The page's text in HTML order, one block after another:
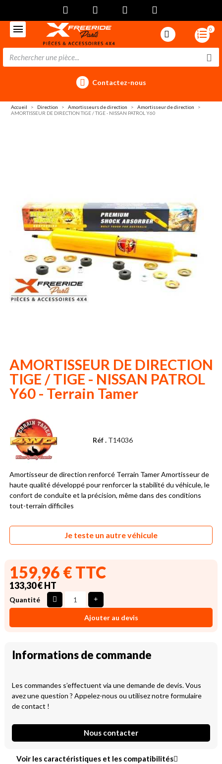
0
Contactez-nous
Accueil Direction Amortisseurs de direction
Amortisseur de direction
AMORTISSEUR DE DIRECTION TIGE / TIGE - NISSAN PATROL Y60
AMORTISSEUR DE DIRECTION
TIGE / TIGE - NISSAN PATROL
Y60 - Terrain Tamer
Réf . T14036
Amortisseur de direction renforcé Terrain Tamer Amortisseur de
haute qualité développé pour renforcer la stabilité du véhicule, le
confort de conduite et la précision, même dans des conditions
tout-terrain difficiles
Je teste un autre véhicule
159,96 € TTC
133,30 € HT
Quantité
Ajouter au devis
Informations de commande
Les commandes s’effectuent via une demande de devis. Vous
avez une question ? Appelez-nous ou utilisez notre formulaire
de contact !
Nous contacter
Voir les caractéristiques et les compatibilités